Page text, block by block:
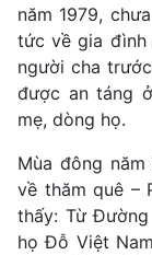
năm 1979,
tức về gia đình
người cha
được an táng
mẹ, dòng họ.
Mùa đông
về thăm quê –
thấy: Từ
họ Đỗ Việt